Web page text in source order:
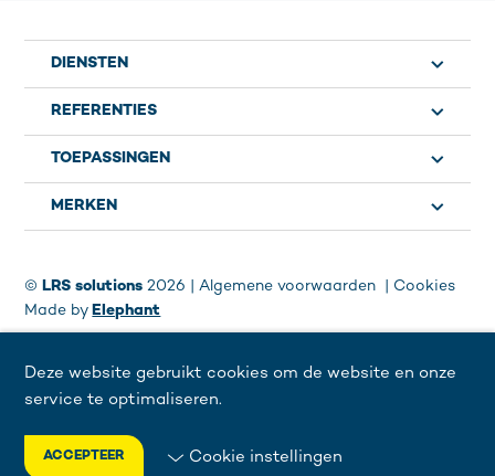
DIENSTEN
REFERENTIES
TOEPASSINGEN
MERKEN
©LRS solutions 2026 |Algemene voorwaarden
Cookies
Made byElephant
Deze website gebruikt cookies om de website en onze
service te optimaliseren.
Cookie instellingen
ACCEPTEER